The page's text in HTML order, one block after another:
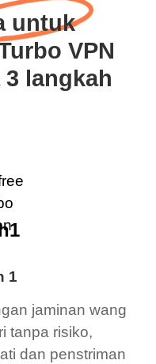
untuk
VPN
langkah
1
jaminan wang
tanpa risiko,
dan penstriman